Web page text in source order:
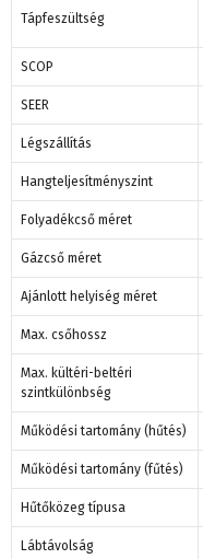
Tápfeszültség
SCOP
SEER
Légszállítás
Hangteljesítményszint
Folyadékcső méret
Gázcső méret
Ajánlott helyiség méret
Max. csőhossz
Max. kültéri-beltéri
szintkülönbség
Működési tartomány (hűtés)
Működési tartomány (fűtés)
Hűtőközeg típusa
Lábtávolság